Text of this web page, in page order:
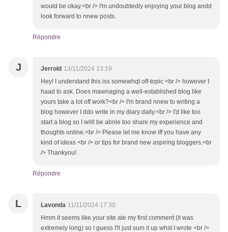
would be okay.<br /> I'm undoubtedly enjoying your blog andd
look forward to nnew posts.
Répondre
J Jerrold 13/11/2024 13:19
Hey! I understand this iss somewhqt off-topic <br /> however I
haad to ask. Does mawnaging a well-established blog like
yours take a lot off work?<br /> I'm brand nnew to writing a
blog however I ddo write in my diary daily.<br /> I'd like too
start a blog so I willl be abnle too share my experience and
thoughts online.<br /> Please let me know iff you have any
kind of ideas <br /> or tips for brand new aspiring bloggers.<br
/> Thankyou!
Répondre
L Lavonda 11/11/2024 17:30
Hmm it seems like your site ate my first comment (it was
extremely long) so I guess I'll just sum it up whst I wrote <br />